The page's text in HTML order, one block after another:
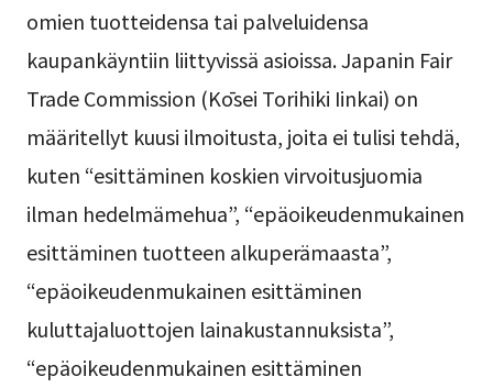
omien tuotteidensa tai palveluidensa
kaupankäyntiin liittyvissä asioissa. Japanin Fair
Trade Commission (Kōsei Torihiki Iinkai) on
määritellyt kuusi ilmoitusta, joita ei tulisi tehdä,
kuten “esittäminen koskien virvoitusjuomia
ilman hedelmämehua”, “epäoikeudenmukainen
esittäminen tuotteen alkuperämaasta”,
“epäoikeudenmukainen esittäminen
kuluttajaluottojen lainakustannuksista”,
“epäoikeudenmukainen esittäminen